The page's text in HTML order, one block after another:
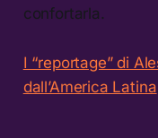
confortarla.
I “reportage” di
dall’America Latina